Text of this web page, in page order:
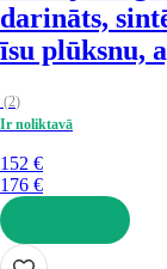
darināts,
īsu plūksnu,
(2)
Ir noliktavā
152 €
176 €
LIKT GROZĀ